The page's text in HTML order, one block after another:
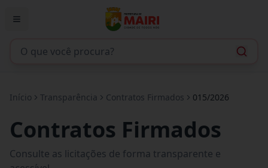
Início Transparência Contratos Firmados 015/2026
Contratos Firmados
Consulte as licitações de forma transparente e